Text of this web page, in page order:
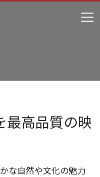
最高品質の映
な自然や文化の魅力